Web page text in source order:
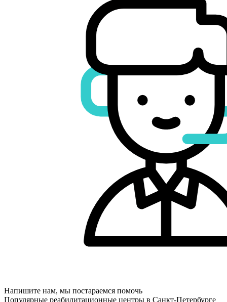
Напишите нам, мы постараемся помочь
Популярные реабилитационные центры в Санкт-Петербурге